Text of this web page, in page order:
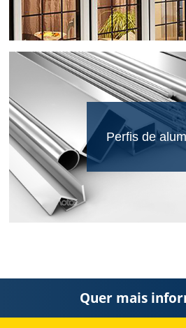
Perfis de
Quer mais